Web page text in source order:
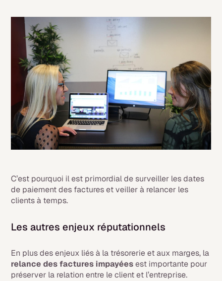
C’est pourquoi il est primordial de surveiller les dates
de paiement des factures et veiller à relancer les
clients à temps.
Les autres enjeux réputationnels
En plus des enjeux liés à la trésorerie et aux marges, la
relance des factures impayéesest importante pour
préserver la relation entre le client et l’entreprise.